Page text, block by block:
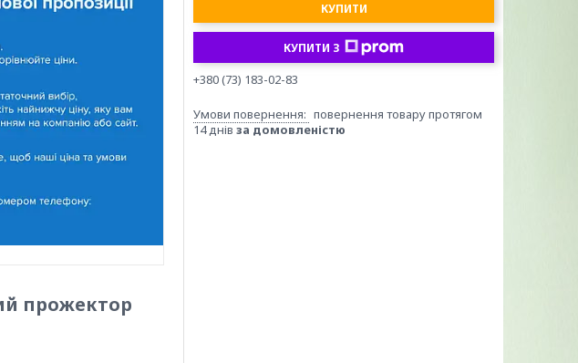
прожектор
КУПИТИ
КУПИТИ З
+380 (73) 183-02-83
повернення товару протягом
14 днів за домовленістю